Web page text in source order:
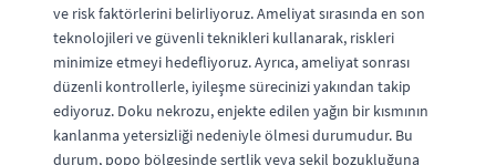
ve risk faktörlerini belirliyoruz. Ameliyat sırasında en son
teknolojileri ve güvenli teknikleri kullanarak, riskleri
minimize etmeyi hedefliyoruz. Ayrıca, ameliyat sonrası
düzenli kontrollerle, iyileşme sürecinizi yakından takip
ediyoruz. Doku nekrozu, enjekte edilen yağın bir kısmının
kanlanma yetersizliği nedeniyle ölmesi durumudur. Bu
durum, popo bölgesinde sertlik veya şekil bozukluğuna